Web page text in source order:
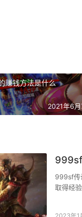
赚钱方法是什么
2021年6
999sf传
取得经